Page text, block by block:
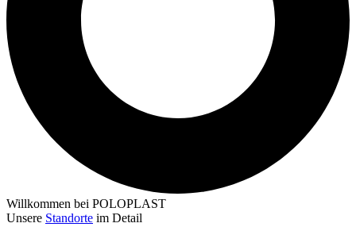
Willkommen bei POLOPLAST
Unsere Standorte im Detail